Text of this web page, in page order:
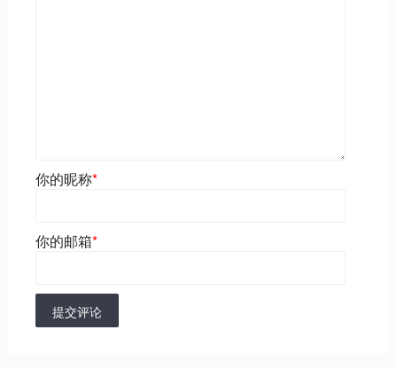
你的昵称*
你的邮箱*
提交评论